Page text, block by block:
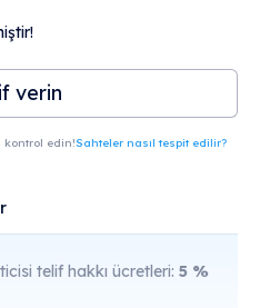
verin
kontrol edin!Sahteler nasıl tespit edilir?
telif hakkı ücretleri: 5 %